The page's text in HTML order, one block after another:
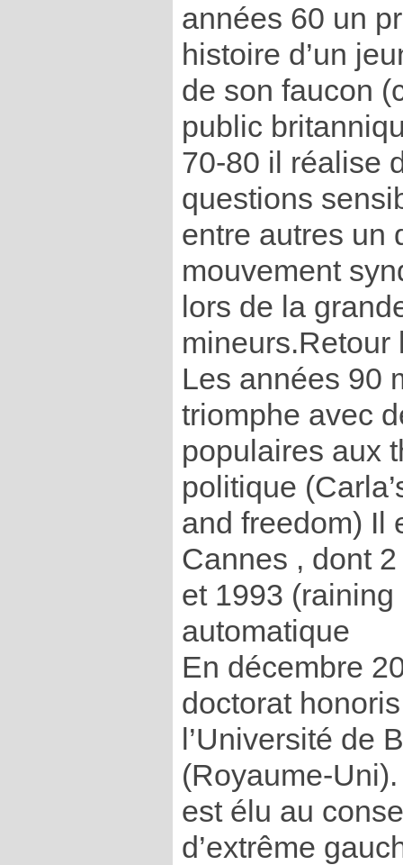
années 60 un
histoire d’un
de son faucon
public
70-80 il réalise
questions
entre autres un
mouvement
lors de la
mineurs.Retour
Les années 90
triomphe avec
populaires aux
politique
and freedom) Il
Cannes , dont
et 1993
automatique
En décembre
doctorat
l’Université de
(Royaume-
est élu au
d’extrême